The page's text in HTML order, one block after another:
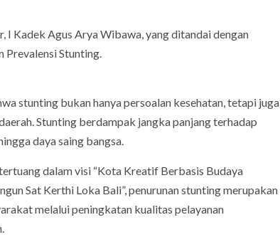
I Kadek Agus Arya Wibawa, yang ditandai dengan
Prevalensi Stunting.
stunting bukan hanya persoalan kesehatan, tetapi juga
Stunting berdampak jangka panjang terhadap
daya saing bangsa.
dalam visi “Kota Kreatif Berbasis Budaya
Sat Kerthi Loka Bali”, penurunan stunting merupakan
melalui peningkatan kualitas pelayanan